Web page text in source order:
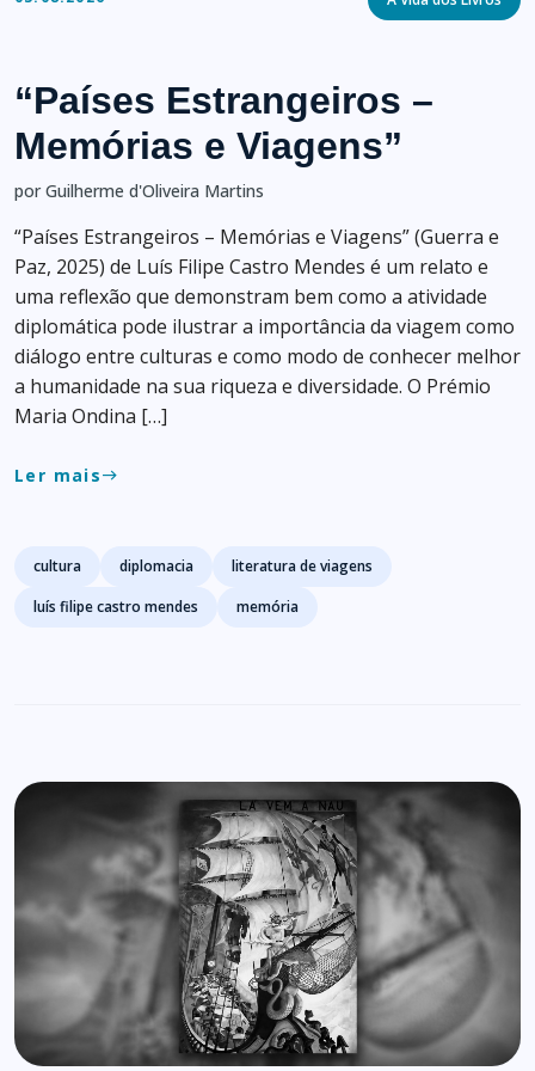
“Países Estrangeiros –
Memórias e Viagens”
por Guilherme d'Oliveira Martins
“Países Estrangeiros – Memórias e Viagens” (Guerra e
Paz, 2025) de Luís Filipe Castro Mendes é um relato e
uma reflexão que demonstram bem como a atividade
diplomática pode ilustrar a importância da viagem como
diálogo entre culturas e como modo de conhecer melhor
a humanidade na sua riqueza e diversidade. O Prémio
Maria Ondina […]
Ler maiseast
Tags
cultura diplomacia
literatura de viagens
luís filipe castro mendes
memória